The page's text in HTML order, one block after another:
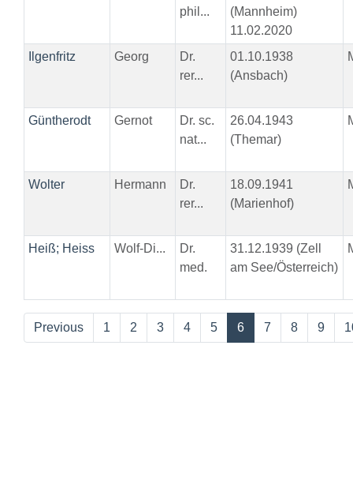
phil...
(Mannheim)
11.02.2020
Ilgenfritz Georg
Dr.
rer...
01.10.1938
(Ansbach)
Güntherodt Gernot
Dr. sc.
nat...
26.04.1943
(Themar)
Wolter Hermann
Dr.
rer...
18.09.1941
(Marienhof)
Heiß; Heiss Wolf-Di...
Dr.
med.
31.12.1939 (Zell
am See/Österreich)
Previous 1 2 3 4 5 6 7 8 9